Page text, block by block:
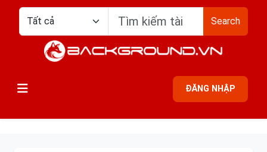
Search
ĐĂNG NHẬP